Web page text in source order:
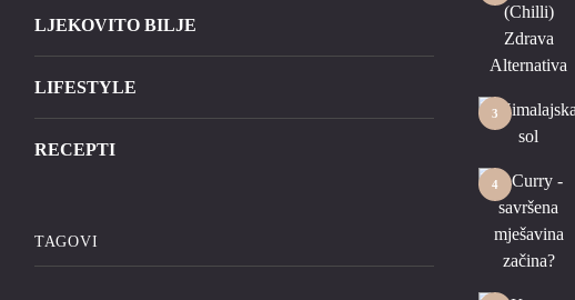
LJEKOVITO BILJE
LIFESTYLE
RECEPTI
TAGOVI
3
4